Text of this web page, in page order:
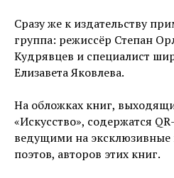
Сразу же к издательству
группа: режиссёр Степан
Кудрявцев и специалист
Елизавета Яковлева.
На обложках книг,
«Искусство», содержатся
ведущими на
поэтов, авторов этих книг.